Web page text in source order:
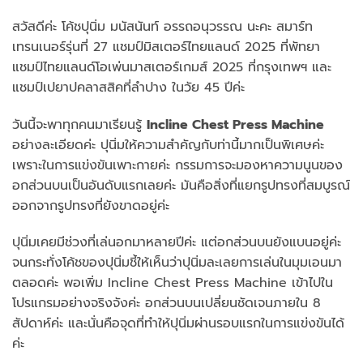
สวัสดีค่ะ โค้ชปุนิ่ม มนัสนันท์ อรรถอนุวรรณ นะคะ สมาร์ท
เทรนเนอร์รุ่นที่ 27 แชมป์มิสเตอร์ไทยแลนด์ 2025 ที่พัทยา
แชมป์ไทยแลนด์โอเพ่นมาสเตอร์เกมส์ 2025 ที่กรุงเทพฯ และ
แชมป์เปยาปคลาสสิคที่ลำปาง ในวัย 45 ปีค่ะ
วันนี้จะพาทุกคนมาเรียนรู้ Incline Chest Press Machine
อย่างละเอียดค่ะ ปุนิ่มให้ความสำคัญกับท่านี้มากเป็นพิเศษค่ะ
เพราะในการแข่งขันเพาะกายค่ะ กรรมการจะมองหาความนูนของ
อกส่วนบนเป็นอันดับแรกเลยค่ะ มันคือสิ่งที่แยกรูปทรงที่สมบูรณ์
ออกจากรูปทรงที่ยังขาดอยู่ค่ะ
ปุนิ่มเคยมีช่วงที่เล่นอกมาหลายปีค่ะ แต่อกส่วนบนยังแบนอยู่ค่ะ
จนกระทั่งโค้ชของปุนิ่มชี้ให้เห็นว่าปุนิ่มละเลยการเล่นในมุมเอนมา
ตลอดค่ะ พอเพิ่ม Incline Chest Press Machine เข้าไปใน
โปรแกรมอย่างจริงจังค่ะ อกส่วนบนเปลี่ยนชัดเจนภายใน 8
สัปดาห์ค่ะ และนั่นคือจุดที่ทำให้ปุนิ่มผ่านรอบแรกในการแข่งขันได้
ค่ะ